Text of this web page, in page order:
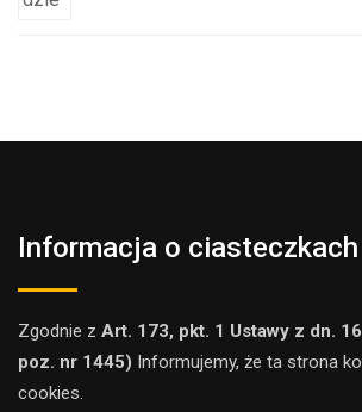
Informacja o ciasteczkach
Zgodnie z Art. 173, pkt. 1 Ustawy z dn.
poz. nr 1445) Informujemy, że ta strona
cookies.